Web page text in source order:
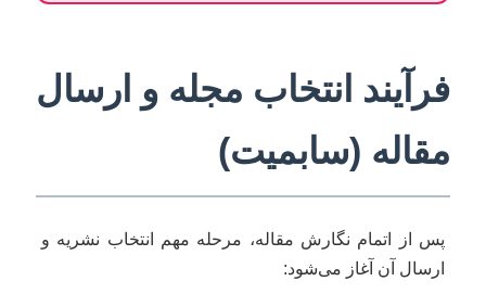
فرآیند انتخاب مجله و ارسال
مقاله (سابمیت)
پس از اتمام نگارش مقاله، مرحله مهم انتخاب نشریه و
ارسال آن آغاز می‌شود: